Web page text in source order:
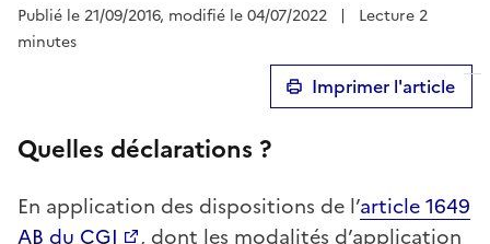
Publié le 21/09/2016, modifié le 04/07/2022 |
Lecture 2
minutes
Imprimer l'article
Quelles déclarations ?
En application des dispositions de l’article 1649
AB du CGI
, dont les modalités d’application